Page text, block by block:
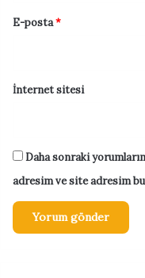
E-posta*
İnternet sitesi
Daha sonraki
adresim ve site adresim